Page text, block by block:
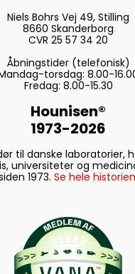
Niels Bohrs Vej 49, Stilling
8660 Skanderborg
CVR 25 57 34 20
Åbningstider (telefonisk)
torsdag: 8.00-
Fredag: 8.00-15.30
Hounisen®
1973-2026
til danske laboratorier,
universiteter og
1973. Se hele